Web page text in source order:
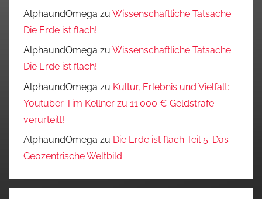
AlphaundOmega zu Wissenschaftliche Tatsache:
Die Erde ist flach!
AlphaundOmega zu Wissenschaftliche Tatsache:
Die Erde ist flach!
AlphaundOmega zu Kultur, Erlebnis und Vielfalt:
Youtuber Tim Kellner zu 11.000 € Geldstrafe
verurteilt!
AlphaundOmega zu Die Erde ist flach Teil 5: Das
Geozentrische Weltbild